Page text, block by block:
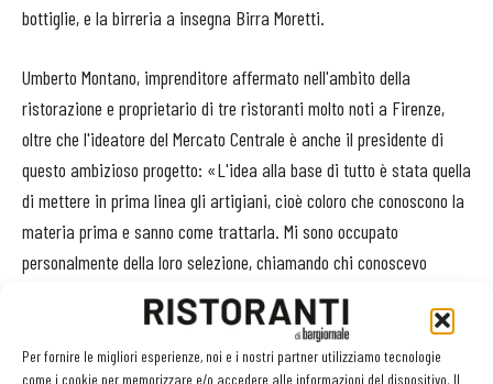
Per fornire le migliori esperienze, noi e i nostri partner utilizziamo tecnologie
come i cookie per memorizzare e/o accedere alle informazioni del dispositivo. Il
bottiglie, e la birreria a insegna Birra Moretti.
Umberto Montano, imprenditore affermato nell'ambito della
ristorazione e proprietario di tre ristoranti molto noti a Firenze,
oltre che l'ideatore del Mercato Centrale è anche il presidente di
questo ambizioso progetto: «L'idea alla base di tutto è stata quella
di mettere in prima linea gli artigiani, cioè coloro che conoscono la
materia prima e sanno come trattarla. Mi sono occupato
personalmente della loro selezione, chiamando chi conoscevo
direttamente e chi sapevo essere capace di lavorare in modo
eccellente. Le botteghe sono date in affidamento e ognuna di esse
paga una percentuale sul fatturato. Il contratto è di tre anni e i